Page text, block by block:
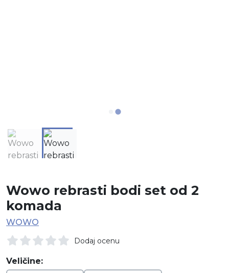
Wowo rebrasti bodi set od 2
komada
WOWO
Dodaj ocenu
Veličine: